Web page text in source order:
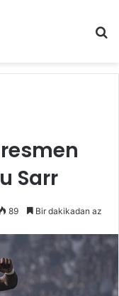
...
Sarr
89 Bir dakikadan az